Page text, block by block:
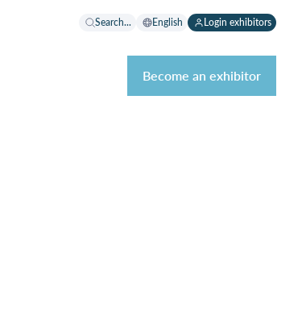
Search... English Login exhibitors
Become an exhibitor